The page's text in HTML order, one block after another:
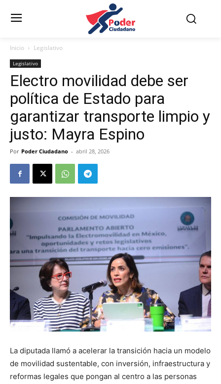
Inicio Legislativo
Legislativo
Electro movilidad debe ser
política de Estado para
garantizar transporte limpio y
justo: Mayra Espino
Por Poder Ciudadano - abril 28, 2026
La diputada llamó a acelerar la transición hacia un modelo
de movilidad sustentable, con inversión, infraestructura y
reformas legales que pongan al centro a las personas